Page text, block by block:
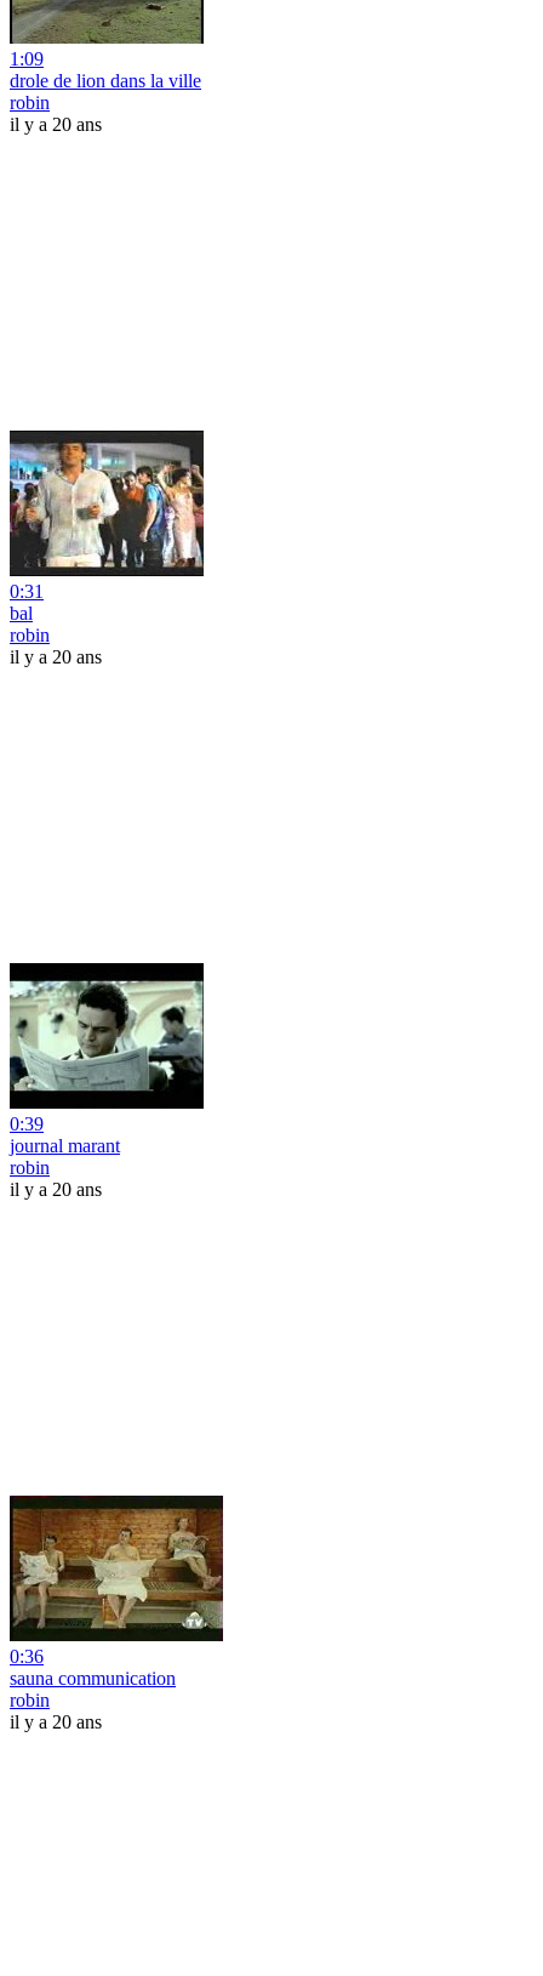
1:09
drole de lion dans la ville
robin
il y a 20 ans
0:31
bal
robin
il y a 20 ans
0:39
journal marant
robin
il y a 20 ans
0:36
sauna communication
robin
il y a 20 ans